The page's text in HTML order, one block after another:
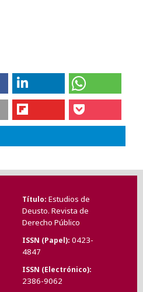
Título Estudios de
Deusto. Revista de
Derecho Público
ISSN (Papel) 0423-
4847
ISSN (Electrónico)
2386-9062